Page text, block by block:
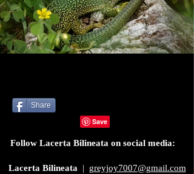
Share
Follow Lacerta Bilineata on social media:
Lacerta Bilineata | greyjoy7007@gmail.com